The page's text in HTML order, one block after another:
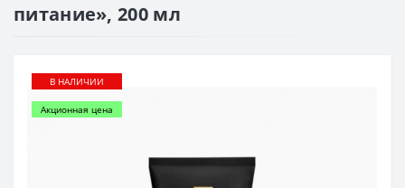
питание», 200 мл
В НАЛИЧИИ
Акционная цена